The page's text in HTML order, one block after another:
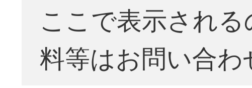
ここで表示され
料等はお問い合